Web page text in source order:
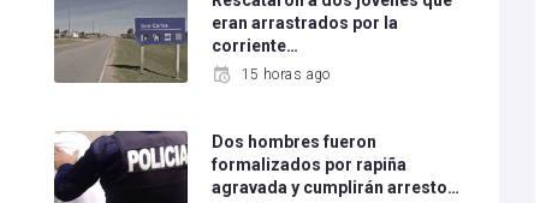
eran arrastrados por la
corriente…
15 horas ago
Dos hombres fueron
formalizados por rapiña
agravada y cumplirán arresto…